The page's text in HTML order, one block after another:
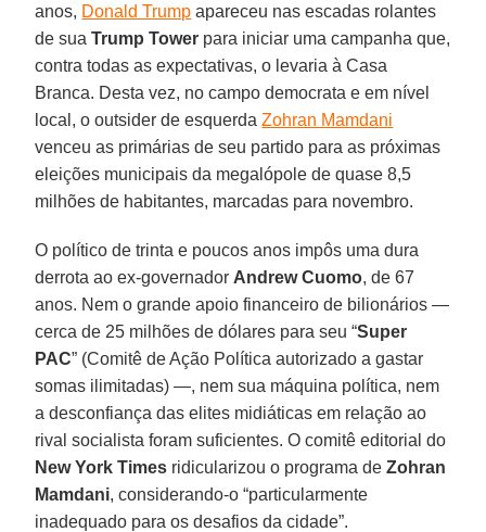
anos, Donald Trump apareceu nas escadas rolantes
de suaTrump Tower para iniciar uma campanha que,
contra todas as expectativas, o levaria à Casa
Branca. Desta vez, no campo democrata e em nível
local, o outsider de esquerdaZohran Mamdani
venceu as primárias de seu partido para as próximas
eleições municipais da megalópole de quase 8,5
milhões de habitantes, marcadas para novembro.
O político de trinta e poucos anos impôs uma dura
derrota ao ex-governador Andrew Cuomo, de 67
anos. Nem o grande apoio financeiro de bilionários —
cerca de 25 milhões de dólares para seu “Super
PAC” (Comitê de Ação Política autorizado a gastar
somas ilimitadas) —, nem sua máquina política, nem
a desconfiança das elites midiáticas em relação ao
rival socialista foram suficientes. O comitê editorial do
New York Times ridicularizou o programa deZohran
Mamdani, considerando-o “particularmente
inadequado para os desafios da cidade”.